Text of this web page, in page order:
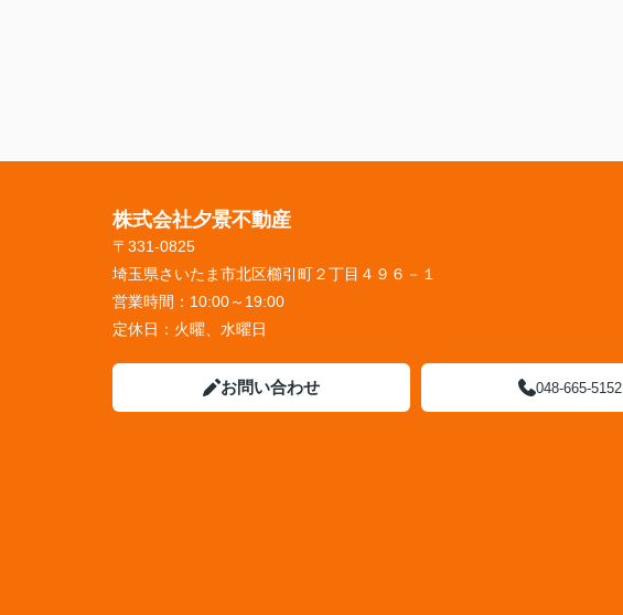
株式会社夕景不動産
〒331-0825
埼玉県さいたま市北区櫛引町２丁目４９６－１
営業時間： 10:00～19:00
定休日： 火曜、水曜日
お問い合わせ 048-665-5152